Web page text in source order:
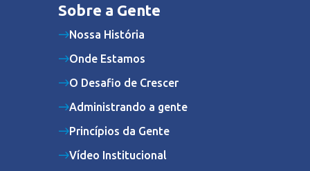
Sobre a Gente
Nossa História
Onde Estamos
O Desafio de Crescer
Administrando a gente
Princípios da Gente
Vídeo Institucional